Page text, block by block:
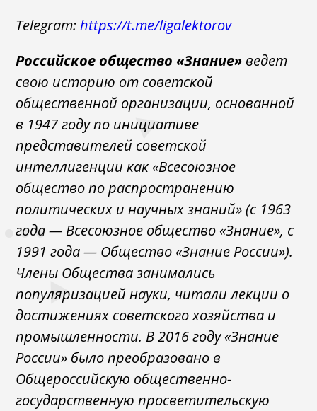
Telegram: https://t.me/ligalektorov
Российское общество «Знание» ведет
свою историю от советской
общественной организации, основанной
в 1947 году по инициативе
представителей советской
интеллигенции как «Всесоюзное
общество по распространению
политических и научных знаний» (с 1963
года — Всесоюзное общество «Знание», с
1991 года — Общество «Знание России»).
Члены Общества занимались
популяризацией науки, читали лекции о
достижениях советского хозяйства и
промышленности. В 2016 году «Знание
России» было преобразовано в
Общероссийскую общественно-
государственную просветительскую